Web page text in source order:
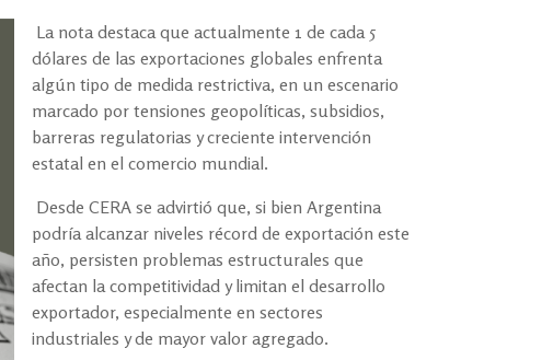
La nota destaca que actualmente 1 de cada 5
dólares de las exportaciones globales enfrenta
algún tipo de medida restrictiva, en un escenario
marcado por tensiones geopolíticas, subsidios,
barreras regulatorias y creciente intervención
estatal en el comercio mundial.
Desde CERA se advirtió que, si bien Argentina
podría alcanzar niveles récord de exportación este
año, persisten problemas estructurales que
afectan la competitividad y limitan el desarrollo
exportador, especialmente en sectores
industriales y de mayor valor agregado.